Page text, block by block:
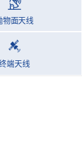
物面天线
端天线